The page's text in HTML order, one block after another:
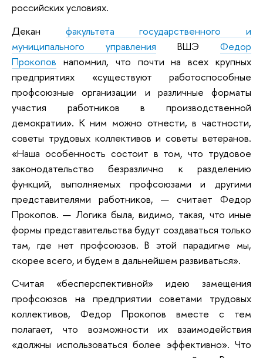
российских условиях.
Декан факультета государственного и
муниципального управления ВШЭ Федор
Прокопов напомнил, что почти на всех крупных
предприятиях «существуют работоспособные
профсоюзные организации и различные форматы
участия работников в производственной
демократии». К ним можно отнести, в частности,
советы трудовых коллективов и советы ветеранов.
«Наша особенность состоит в том, что трудовое
законодательство безразлично к разделению
функций, выполняемых профсоюзами и другими
представителями работников, — считает Федор
Прокопов. — Логика была, видимо, такая, что иные
формы представительства будут создаваться только
там, где нет профсоюзов. В этой парадигме мы,
скорее всего, и будем в дальнейшем развиваться».
Считая «бесперспективной» идею замещения
профсоюзов на предприятии советами трудовых
коллективов, Федор Прокопов вместе с тем
полагает, что возможности их взаимодействия
«должны использоваться более эффективно». Что